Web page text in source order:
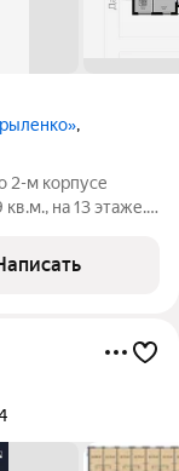
,
2-м корпусе
на 13 этаже.